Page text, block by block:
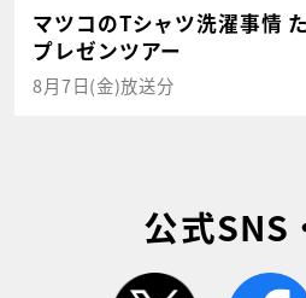
マツコのTシャツ洗濯事情
プレゼンツアー
8月7日(金)放送分
公式SNS
twitter